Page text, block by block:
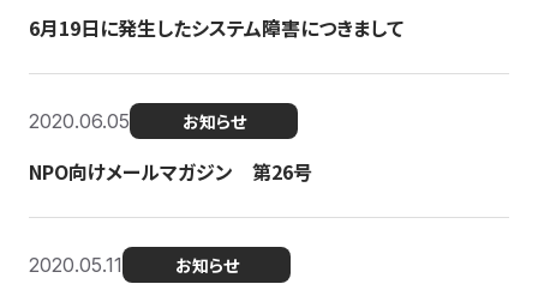
6月19日に発生したシステム障害につきまして
2020.06.05 お知らせ
NPO向けメールマガジン 第26号
2020.05.11 お知らせ